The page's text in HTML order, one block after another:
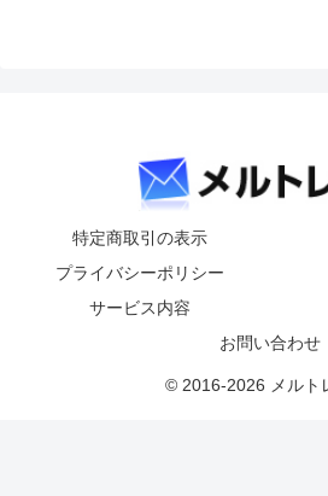
特定商取引の表示
プライバシーポリシー
サービス内容
お問い合わせ
© 2016-2026 メルト